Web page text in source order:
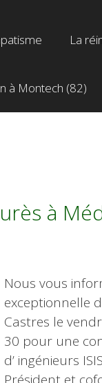
La
à Montech (82)
à
Nous vous
exceptionnelle
Castres le
30 pour une
d’ ingénieurs